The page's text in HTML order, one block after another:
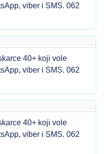
viber i SMS. 062
40+ koji vole
viber i SMS. 062
40+ koji vole
viber i SMS. 062